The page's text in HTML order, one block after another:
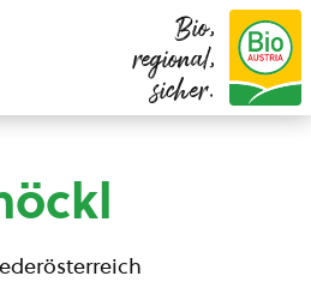
Bio,
regional,
sicher.